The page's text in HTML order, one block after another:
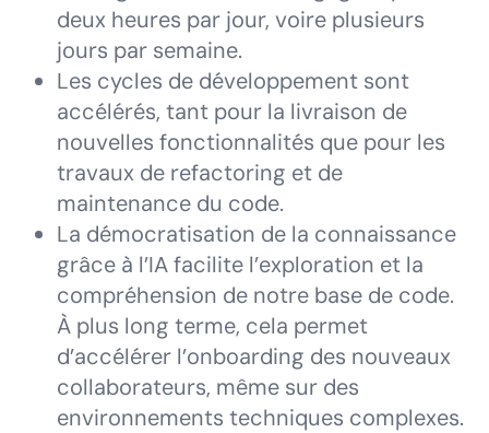
deux heures par jour, voire plusieurs
jours par semaine.
Les cycles de développement sont
accélérés, tant pour la livraison de
nouvelles fonctionnalités que pour les
travaux de refactoring et de
maintenance du code.
La démocratisation de la connaissance
grâce à l’IA facilite l’exploration et la
compréhension de notre base de code.
À plus long terme, cela permet
d’accélérer l’onboarding des nouveaux
collaborateurs, même sur des
environnements techniques complexes.